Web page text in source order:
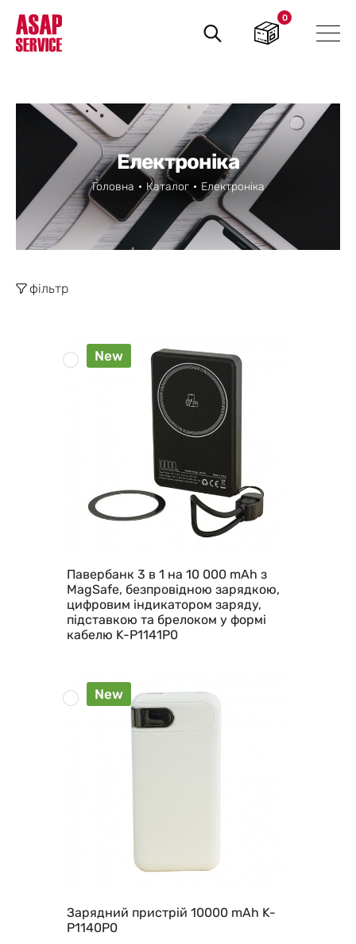
Пошук
товарів
0
Електроніка
Головна Каталог Електроніка
фільтр
New
Павербанк 3 в 1 на 10 000 mAh з
MagSafe, безпровідною зарядкою,
цифровим індикатором заряду,
підставкою та брелоком у формі
кабелю K-P1141P0
New
Зарядний пристрій 10000 mAh K-
P1140P0